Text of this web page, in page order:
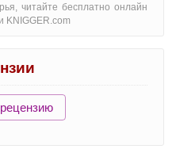
читайте бесплатно онлайн
KNIGGER.com